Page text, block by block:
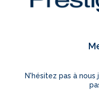
N'hésitez pas à nous